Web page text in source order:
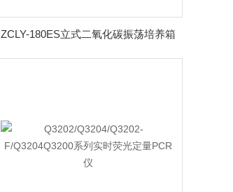
ZCLY-180ES立式二氧化碳振荡培养箱